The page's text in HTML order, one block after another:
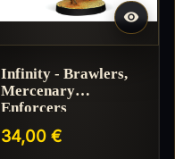

Infinity - Brawlers,
Mercenary
Enforcers
34,00 €